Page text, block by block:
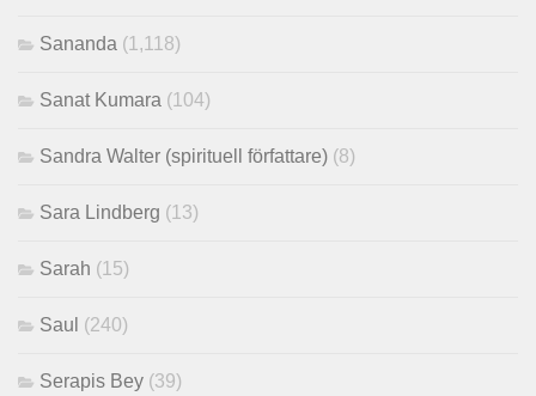
Sananda (1,118)
Sanat Kumara (104)
Sandra Walter (spirituell författare) (8)
Sara Lindberg (13)
Sarah (15)
Saul (240)
Serapis Bey (39)